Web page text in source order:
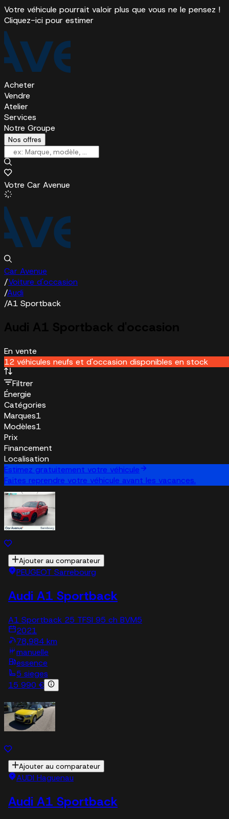
Votre véhicule pourrait valoir plus que vous ne le pensez !
Cliquez-ici pour estimer
Acheter
Vendre
Atelier
Services
Notre Groupe
Nos offres
Votre Car Avenue
Car Avenue
/Voiture d'occasion
/Audi
/A1 Sportback
En vente
12 véhicules neufs et d'occasion disponibles en stock
Filtrer
Énergie
Catégories
Marques1
Modèles1
Prix
Financement
Localisation
Estimez gratuitement votre véhicule
Faites reprendre votre véhicule avant les vacances.
Ajouter au comparateur
PEUGEOT Sarrebourg
Audi A1 Sportback
A1 Sportback 25 TFSI 95 ch BVM5
2021
78,984 km
manuelle
essence
5 sieges
15 990 €
Ajouter au comparateur
AUDI Haguenau
Audi A1 Sportback